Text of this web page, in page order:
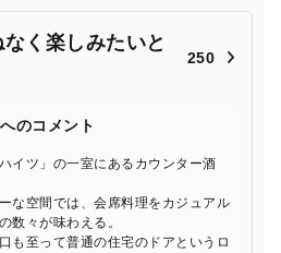
く楽しみたいと
250
のコメント
イツ」の一室にあるカウンター酒
な空間では、会席料理をカジュアル
数々が味わえる。
も至って普通の住宅のドアというロ